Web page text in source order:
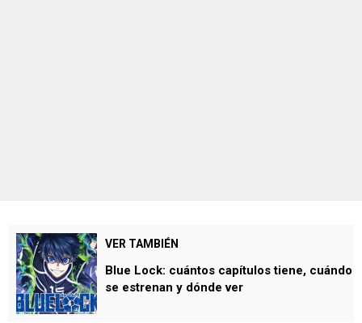
VER TAMBIÉN
Blue Lock: cuántos capítulos tiene, cuándo
se estrenan y dónde ver